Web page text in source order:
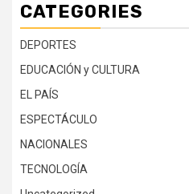
CATEGORIES
DEPORTES
EDUCACIÓN y CULTURA
EL PAÍS
ESPECTÁCULO
NACIONALES
TECNOLOGÍA